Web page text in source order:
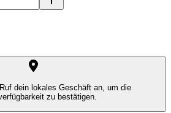
Ruf dein lokales Geschäft an, um die
zu bestätigen.